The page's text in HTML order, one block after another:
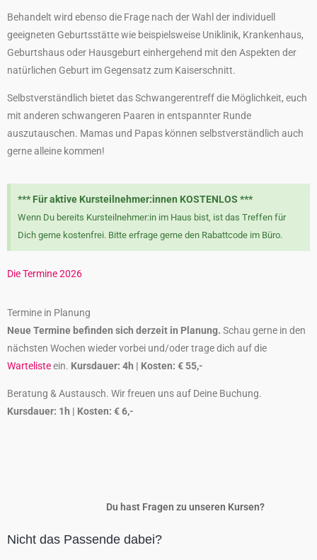
Behandelt wird ebenso die Frage nach der Wahl der individuell
geeigneten Geburtsstätte wie beispielsweise Uniklinik, Krankenhaus,
Geburtshaus oder Hausgeburt einhergehend mit den Aspekten der
natürlichen Geburt im Gegensatz zum Kaiserschnitt.
Selbstverständlich bietet das Schwangerentreff die Möglichkeit, euch
mit anderen schwangeren Paaren in entspannter Runde
auszutauschen. Mamas und Papas können selbstverständlich auch
gerne alleine kommen!
*** Für aktive Kursteilnehmer:innen KOSTENLOS ***
Wenn Du bereits Kursteilnehmer:in im Haus bist, ist das Treffen für
Dich gerne kostenfrei. Bitte erfrage gerne den Rabattcode im Büro.
Die Termine 2026
Termine in Planung
Neue Termine befinden sich derzeit in Planung. Schau gerne in den
nächsten Wochen wieder vorbei und/oder trage dich auf die
Wartelisteein. Kursdauer: 4h | Kosten: € 55,-
Beratung & Austausch. Wir freuen uns auf Deine Buchung.
Kursdauer: 1h | Kosten: € 6,-
Du hast Fragen zu unseren Kursen?
Nicht das Passende dabei?